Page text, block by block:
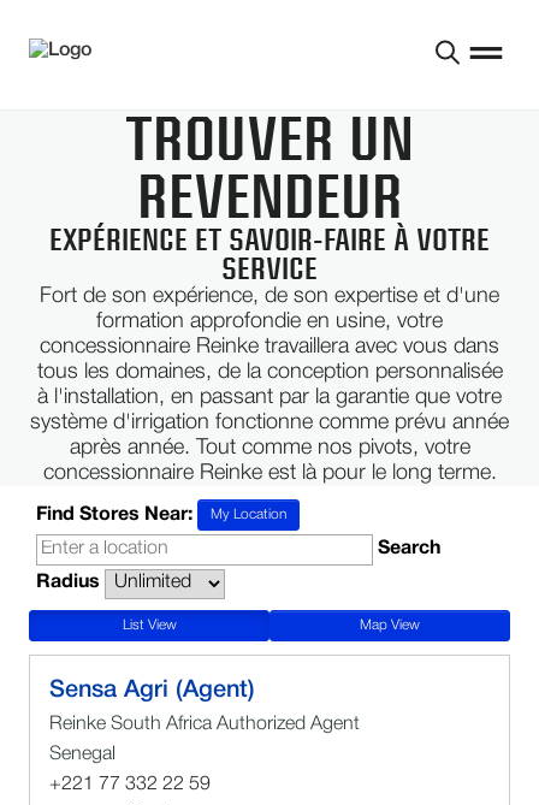
TROUVER UN
REVENDEUR
EXPÉRIENCE ET SAVOIR-FAIRE À VOTRE
SERVICE
Fort de son expérience, de son expertise et d'une
formation approfondie en usine, votre
concessionnaire Reinke travaillera avec vous dans
tous les domaines, de la conception personnalisée
à l'installation, en passant par la garantie que votre
système d'irrigation fonctionne comme prévu année
après année. Tout comme nos pivots, votre
concessionnaire Reinke est là pour le long terme.
Find Stores Near: My Location
Search
Radius
List View Map View
Sensa Agri (Agent)
Reinke South Africa Authorized Agent
Senegal
+221 77 332 22 59